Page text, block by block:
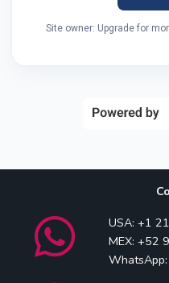
Site owner: Upgrade for
USA: +1
MEX: +52